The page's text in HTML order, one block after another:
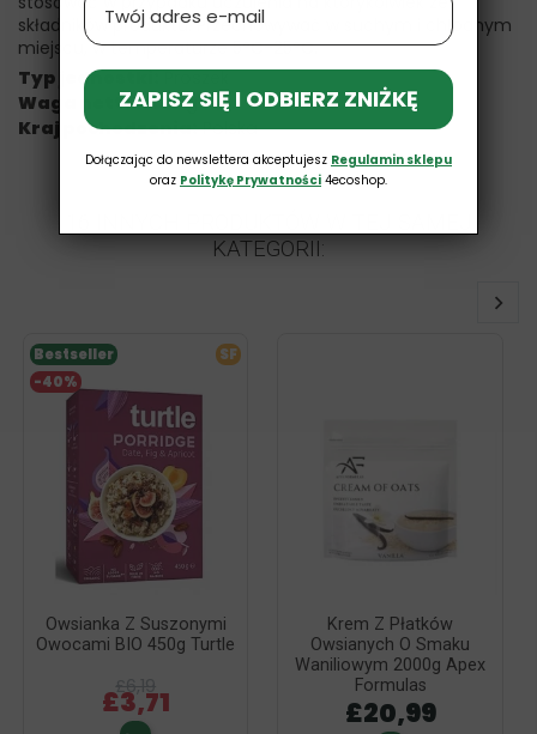
składników produktu. Przechowywać w suchym i chłodnym
miejscu, w temperaturze 5°C-25°C.
Typ jednostki:
Waga netto:495 g
Kraj pochodzenia:Polska
KATEGORII:
Owsianka Z Suszonymi
Owocami BIO 450g Turtle
£6,19
£3,71
-40%
Bestseller SF
Krem Z Płatków
Owsianych O Smaku
Waniliowym 2000g Apex
Formulas
£20,99
ZAPISZ SIĘ I ODBIERZ ZNIŻKĘ
Dołączając do newslettera akceptujesz Regulamin sklepu
oraz Politykę Prywatności 4ecoshop.